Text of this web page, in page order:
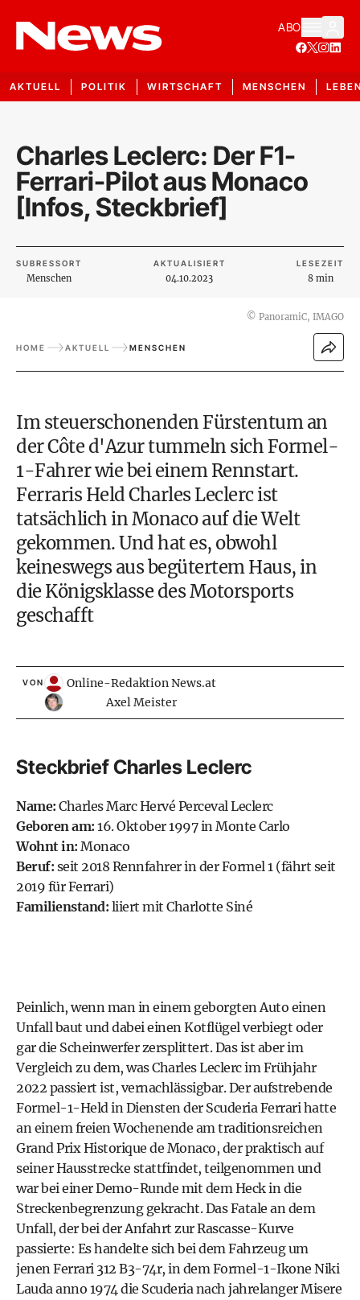
ABO
AKTUELL POLITIK WIRTSCHAFT MENSCHEN
Charles Leclerc: Der F1-
Ferrari-Pilot aus Monaco
[Infos, Steckbrief]
SUBRESSORT
Menschen
AKTUALISIERT
04.10.2023
LESEZEIT
8 min
© PanoramiC, IMAGO
HOME AKTUELL MENSCHEN
Im steuerschonenden Fürstentum an
der Côte d'Azur tummeln sich Formel-
1-Fahrer wie bei einem Rennstart.
Ferraris Held Charles Leclerc ist
tatsächlich in Monaco auf die Welt
gekommen. Und hat es, obwohl
keineswegs aus begütertem Haus, in
die Königsklasse des Motorsports
geschafft
VON
Online-Redaktion News.at
Axel Meister
Steckbrief Charles Leclerc
Name: Charles Marc Hervé Perceval Leclerc
Geboren am: 16. Oktober 1997 in Monte Carlo
Wohnt in: Monaco
Beruf: seit 2018 Rennfahrer in derFormel 1(fährt seit
2019 fürFerrari)
Familienstand: liiert mit Charlotte Siné
Peinlich, wenn man in einem geborgten Auto einen
Unfall baut und dabei einen Kotflügel verbiegt oder
gar die Scheinwerfer zersplittert. Das ist aber im
Vergleich zu dem, was Charles Leclerc im Frühjahr
2022 passiert ist, vernachlässigbar. Der aufstrebende
Formel-1-Held in Diensten der Scuderia Ferrari hatte
an einem freien Wochenende am traditionsreichen
Grand Prix Historique de Monaco, der praktisch auf
seiner Hausstrecke stattfindet, teilgenommen und
war bei einer Demo-Runde mit dem Heck in die
Streckenbegrenzung gekracht. Das Fatale an dem
Unfall, der bei der Anfahrt zur Rascasse-Kurve
passierte: Es handelte sich bei dem Fahrzeug um
jenen Ferrari 312 B3-74r, in dem Formel-1-Ikone Niki
Laudaanno 1974 die Scuderia nach jahrelanger Misere